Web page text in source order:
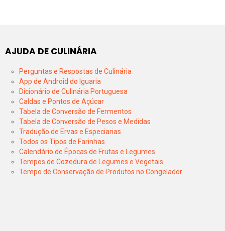
AJUDA DE CULINÁRIA
Perguntas e Respostas de Culinária
App de Android do Iguaria
Dicionário de Culinária Portuguesa
Caldas e Pontos de Açúcar
Tabela de Conversão de Fermentos
Tabela de Conversão de Pesos e Medidas
Tradução de Ervas e Especiarias
Todos os Tipos de Farinhas
Calendário de Épocas de Frutas e Legumes
Tempos de Cozedura de Legumes e Vegetais
Tempo de Conservação de Produtos no Congelador